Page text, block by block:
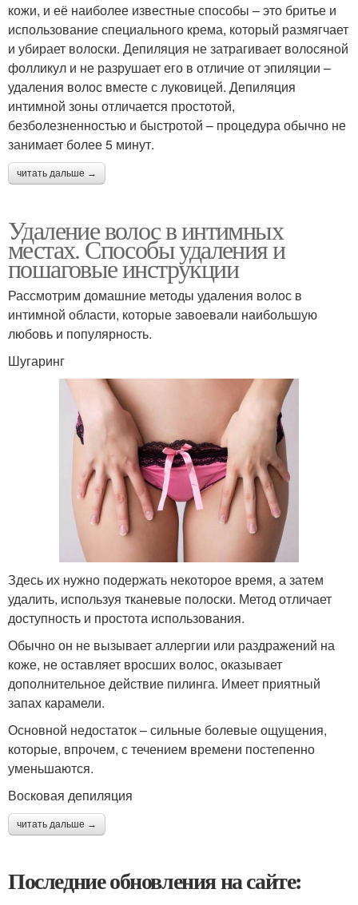
кожи, и её наиболее известные способы – это бритье и
использование специального крема, который размягчает
и убирает волоски. Депиляция не затрагивает волосяной
фолликул и не разрушает его в отличие от эпиляции –
удаления волос вместе с луковицей. Депиляция
интимной зоны отличается простотой,
безболезненностью и быстротой – процедура обычно не
занимает более 5 минут.
читать дальше →
Удаление волос в интимных
местах. Способы удаления и
пошаговые инструкции
Рассмотрим домашние методы удаления волос в
интимной области, которые завоевали наибольшую
любовь и популярность.
Шугаринг
Здесь их нужно подержать некоторое время, а затем
удалить, используя тканевые полоски. Метод отличает
доступность и простота использования.
Обычно он не вызывает аллергии или раздражений на
коже, не оставляет вросших волос, оказывает
дополнительное действие пилинга. Имеет приятный
запах карамели.
Основной недостаток – сильные болевые ощущения,
которые, впрочем, с течением времени постепенно
уменьшаются.
Восковая депиляция
читать дальше →
Последние обновления на сайте: